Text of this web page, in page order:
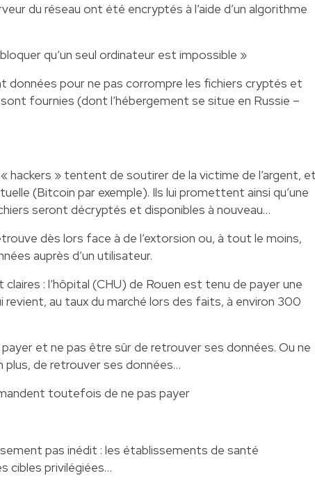
du réseau ont été encryptés à l’aide d’un algorithme
qu’un seul ordinateur est impossible »
données pour ne pas corrompre les fichiers cryptés et
fournies (dont l’hébergement se situe en Russie –
hackers » tentent de soutirer de la victime de l’argent,
(Bitcoin par exemple). Ils lui promettent ainsi qu’une
seront décryptés et disponibles à nouveau…
dès lors face à de l’extorsion ou, à tout le moins,
auprès d’un utilisateur.
: l’hôpital (CHU) de Rouen est tenu de payer une
au taux du marché lors des faits, à environ 300
et ne pas être sûr de retrouver ses données. Ou ne
plus, de retrouver ses données…
toutefois de ne pas payer
pas inédit : les établissements de santé
cibles privilégiées…